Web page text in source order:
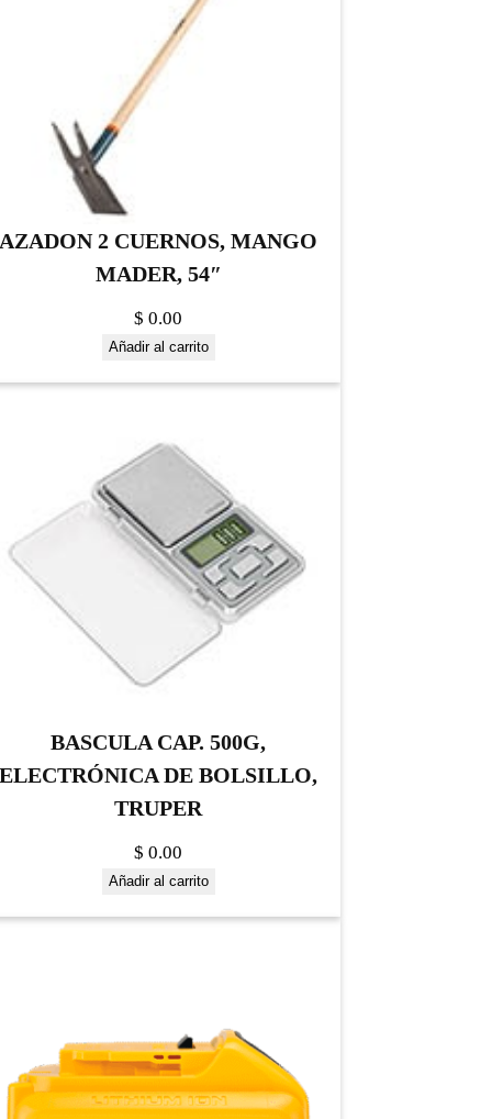
AZADON 2 CUERNOS, MANGO
MADER, 54″
$ 0.00
Añadir al carrito
BASCULA CAP. 500G,
ELECTRÓNICA DE BOLSILLO,
TRUPER
$ 0.00
Añadir al carrito